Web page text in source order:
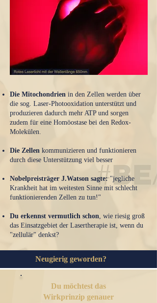
Die Mitochondrien in den Zellen werden über
die sog. Laser-Photooxidation unterstützt und
produzieren dadurch mehr ATPund sorgen
zudem für eine Homöostase bei den Redox-
Molekülen.
Die Zellen kommunizieren und funktionieren
durch diese Unterstützung viel besser
Nobelpreisträger J.Watson sagte:"jegliche
Krankheit hat im weitesten Sinne mit schlecht
funktionierenden Zellen zu tun!"
Du erkennst vermutlich schon, wie riesig groß
das Einsatzgebiet der Lasertherapie ist, wenn du
"zellulär" denkst?
Neugierig geworden?
Du möchtest das
Wirkprinzip genauer